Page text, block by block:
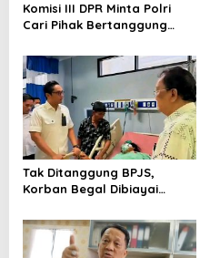
Komisi III DPR Minta Polri
Cari Pihak Bertanggung
yang Picu Blackout
Tak Ditanggung BPJS,
Korban Begal Dibiayai